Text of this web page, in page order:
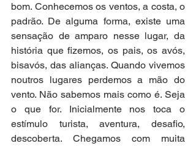
bom. Conhecemos os ventos, a costa, o
padrão. De alguma forma, existe uma
sensação de amparo nesse lugar, da
história que fizemos, os pais, os avós,
bisavós, das alianças. Quando vivemos
noutros lugares perdemos a mão do
vento. Não sabemos mais como é. Seja
o que for. Inicialmente nos toca o
estímulo turista, aventura, desafio,
descoberta. Chegamos com muita